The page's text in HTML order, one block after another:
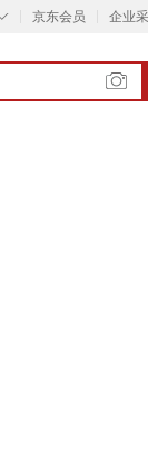
京东会员 企业